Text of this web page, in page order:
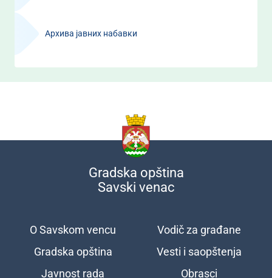
Архива јавних набавки
Gradska opština
Savski venac
Подножје
O Savskom vencu
Gradska opština
Javnost rada
Vodič za građane
Vesti i saopštenja
Obrasci